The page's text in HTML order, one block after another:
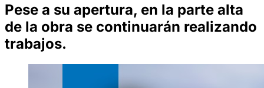
Pese a su apertura, en la parte alta
de la obra se continuarán realizando
trabajos.